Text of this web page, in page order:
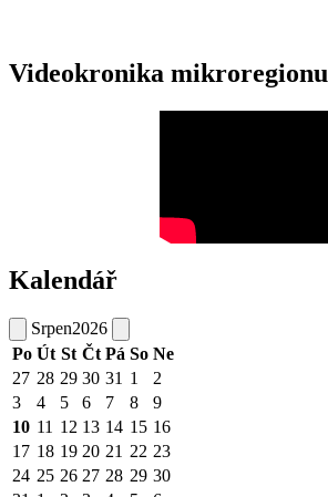
Videokronika mikroregionu
Kalendář
Srpen2026
Po Út St Čt Pá So Ne
27 28 29 30 31 1
2
3
4 5 6 7 8
9
10 11 12 13 14 15 16
17 18 19 20 21 22 23
24 25 26 27 28 29 30